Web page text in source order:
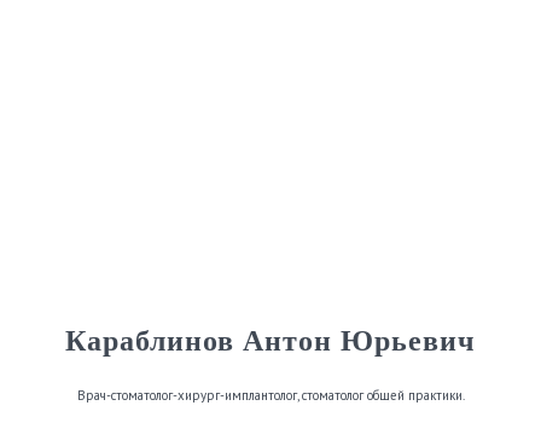
Караблинов Антон Юрьевич
Врач-стоматолог-хирург-имплантолог, стоматолог общей практики.